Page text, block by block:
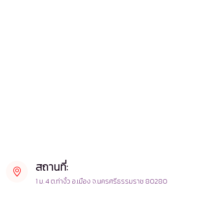
สถานที่:
1 ม. 4 ต.ท่างิ้ว อ.เมือง จ.นครศรีธรรมราช 80280